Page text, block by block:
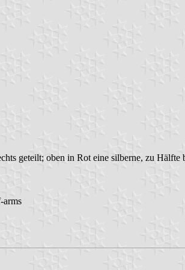
geteilt; oben in Rot eine silberne, zu
arms